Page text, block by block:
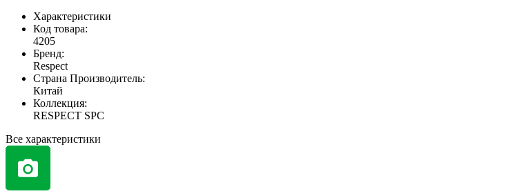
Характеристики
Код товара:
4205
Бренд:
Respect
Страна Производитель:
Китай
Коллекция:
RESPECT SPC
Все характеристики